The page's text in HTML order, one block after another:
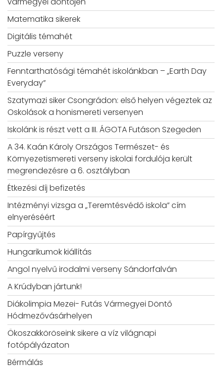
Matematika sikerek
Digitális témahét
Puzzle verseny
Fenntarthatósági témahét iskolánkban – „Earth Day
Everyday”
Szatymazi siker Csongrádon: első helyen végeztek az
Oskolások a honismereti versenyen
Iskolánk is részt vett a III. ÁGOTA Futáson Szegeden
A 34. Kaán Károly Országos Természet- és
Környezetismereti verseny iskolai fordulója került
megrendezésre a 6. osztályban
Étkezési díj befizetés
Intézményi vizsga a „Teremtésvédő iskola” cím
elnyeréséért
Papírgyűjtés
Hungarikumok kiállítás
Angol nyelvű irodalmi verseny Sándorfalván
A Krúdyban jártunk!
Diákolimpia Mezei- Futás Vármegyei Döntő
Hódmezővásárhelyen
Ökoszakköröseink sikere a víz világnapi
fotópályázaton
Bérmálás